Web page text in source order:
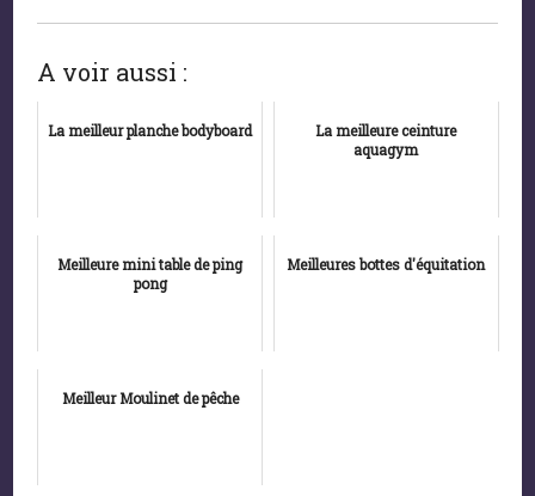
A voir aussi :
La meilleur planche bodyboard
La meilleure ceinture
aquagym
Meilleure mini table de ping
pong
Meilleures bottes d'équitation
Meilleur Moulinet de pêche